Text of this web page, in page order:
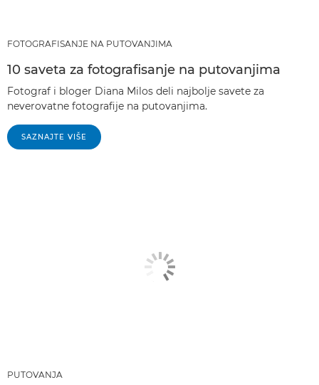
FOTOGRAFISANJE NA PUTOVANJIMA
10 saveta za fotografisanje na putovanjima
Fotograf i bloger Diana Milos deli najbolje savete za
neverovatne fotografije na putovanjima.
SAZNAJTE VIŠE
PUTOVANJA